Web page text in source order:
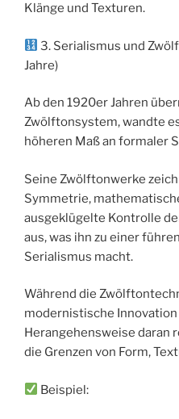
Klänge und Texturen.
3. Serialismus und
Jahre)
Ab den 1920er Jahren
Zwölftonsystem, wandte
höheren Maß an formaler
Seine Zwölftonwerke
Symmetrie,
ausgeklügelte Kontrolle
aus, was ihn zu einer
Serialismus macht.
Während die
modernistische Innovation
Herangehensweise daran
die Grenzen von Form,
Beispiel: